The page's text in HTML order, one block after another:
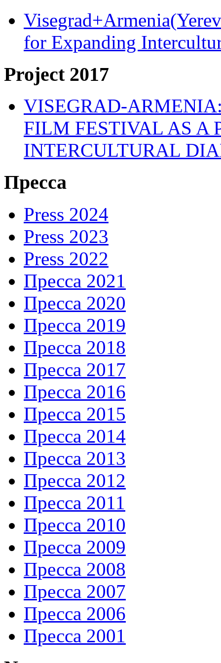
for Expanding
Project 2017
VISEGRAD-
FILM FESTIVAL AS A
INTERCULTURAL
Пресса
Press 2024
Press 2023
Press 2022
Пресса 2021
Пресса 2020
Пресса 2019
Пресса 2018
Пресса 2017
Пресса 2016
Пресса 2015
Пресса 2014
Пресса 2013
Пресса 2012
Пресса 2011
Пресса 2010
Пресса 2009
Пресса 2008
Пресса 2007
Пресса 2006
Пресса 2001